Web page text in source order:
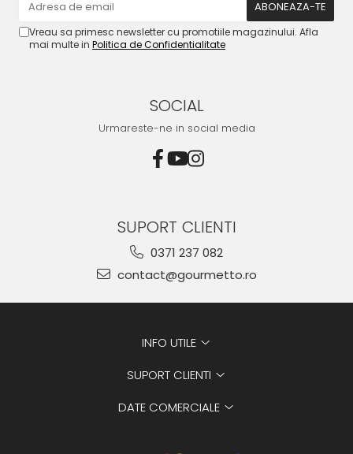
Vreau sa primesc newsletter cu promotiile magazinului. Afla
mai multe in Politica de Confidentialitate
SOCIAL
Urmareste-ne in social media
SUPORT CLIENTI
0371 237 082
contact@gourmetto.ro
INFO UTILE
SUPORT CLIENTI
DATE COMERCIALE